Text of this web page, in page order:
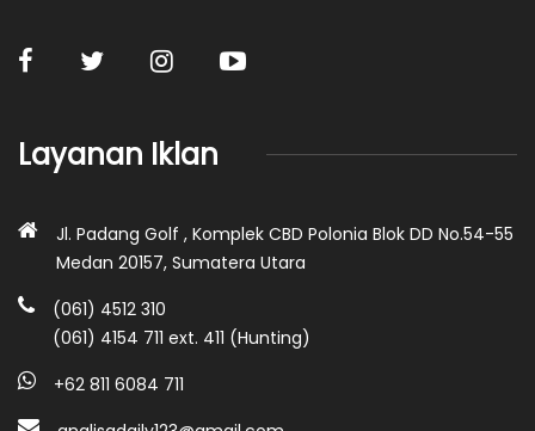
Layanan Iklan
Jl. Padang Golf , Komplek CBD Polonia Blok DD No.54-55
Medan 20157, Sumatera Utara
(061) 4512 310
(061) 4154 711 ext. 411 (Hunting)
+62 811 6084 711